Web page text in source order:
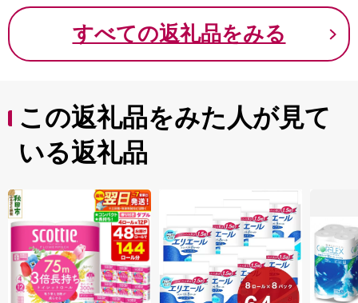
すべての返礼品をみる
この返礼品をみた人が見て
いる返礼品